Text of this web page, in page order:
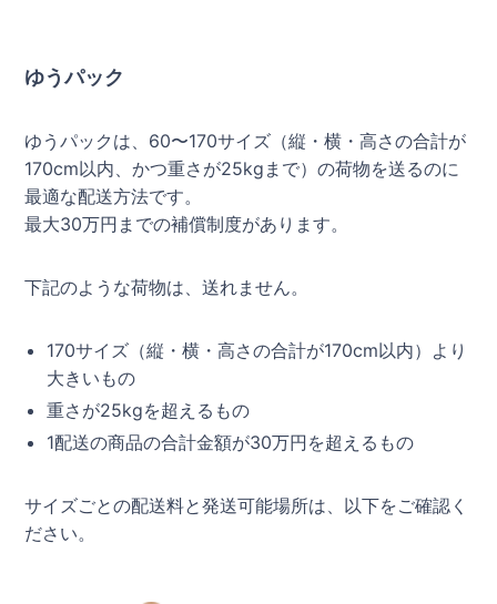
ゆうパック
ゆうパックは、60〜170サイズ（縦・横・高さの合計が
170cm以内、かつ重さが25kgまで）の荷物を送るのに
最適な配送方法です。
最大30万円までの補償制度があります。
下記のような荷物は、送れません。
170サイズ（縦・横・高さの合計が170cm以内）より
大きいもの
重さが25kgを超えるもの
1配送の商品の合計金額が30万円を超えるもの
サイズごとの配送料と発送可能場所は、以下をご確認く
ださい。